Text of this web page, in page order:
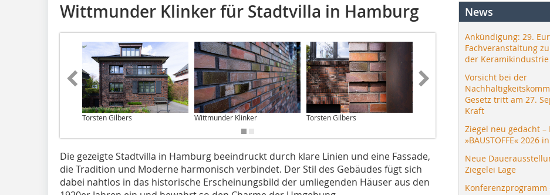
Wittmunder Klinker für Stadtvilla in Hamburg
Torsten Gilbers Wittmunder Klinker Torsten Gilbers
Die gezeigte Stadtvilla in Hamburg beeindruckt durch klare Linien und eine Fassade,
die Tradition und Moderne harmonisch verbindet. Der Stil des Gebäudes fügt sich
dabei nahtlos in das historische Erscheinungsbild der umliegenden Häuser aus den
News
Ankündigung: 29.
Fachveranstaltung
der Keramikindustrie
Vorsicht bei der
Gesetz tritt am 27.
Kraft
Ziegel neu gedacht –
»BAUSTOFFE« 2026
Neue
Ziegelei Lage
Konferenzprogramm